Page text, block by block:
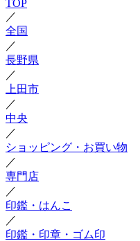
TOP
／
全国
／
長野県
／
上田市
／
中央
／
ショッピング・お買い物
／
専門店
／
印鑑・はんこ
／
印鑑・印章・ゴム印